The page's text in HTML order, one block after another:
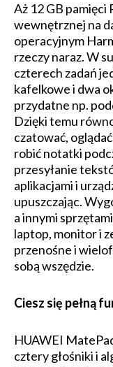
Aż 12 GB pamięci
wewnętrznej na
operacyjnym
rzeczy naraz. W
czterech zadań
kafelkowe i dwa
przydatne np.
Dzięki temu
czatować,
robić notatki
przesyłanie
aplikacjami i
upuszczając.
a innymi
laptop, monitor i
przenośne i
sobą wszędzie.
Ciesz się pełną
HUAWEI
cztery głośniki i